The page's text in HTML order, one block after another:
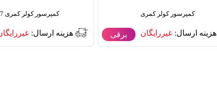
کمپرسور کولر کمری
هزینه ارسال: غیررایگان برقی
کمپرسور کولر کمری 2007
هزینه ارسال: